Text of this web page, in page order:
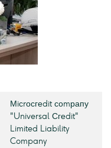
Мiсrосгеdit соmрапу
"Universal Сгеdit"
Limited Liability
Company